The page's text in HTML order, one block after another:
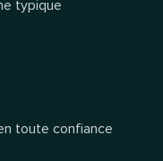
typique
toute confiance